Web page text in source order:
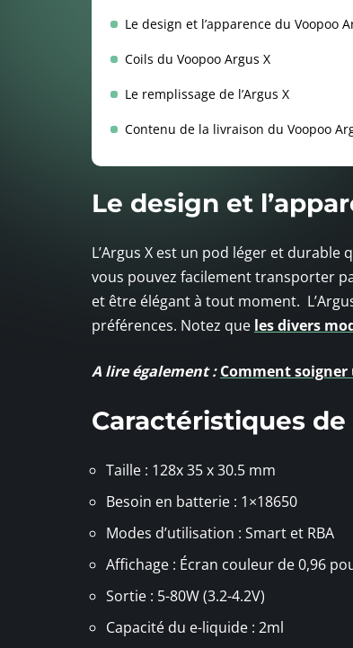
Le design et l’apparence du Voopoo
Coils du Voopoo Argus X
Le remplissage de l’Argus X
Contenu de la livraison du Voopoo
Le design et
L’Argus X est un pod léger et
vous pouvez facilement transporter
et être élégant à tout moment.
préférences. Notez que les divers
A lire également : Comment
Caractéristiques de
Taille : 128x 35 x 30.5 mm
Besoin en batterie : 1×18650
Modes d’utilisation : Smart et RBA
Affichage : Écran couleur de 0,96
Sortie : 5-80W (3.2-4.2V)
Capacité du e-liquide : 2ml